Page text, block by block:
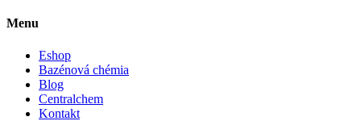
Menu
Eshop
Bazénová chémia
Blog
Centralchem
Kontakt